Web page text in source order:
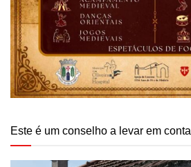
Este é um conselho a levar em conta